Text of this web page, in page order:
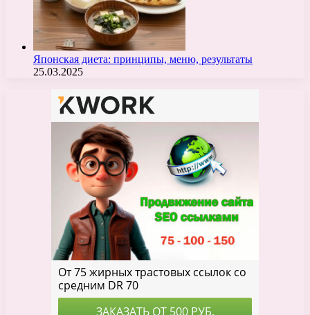
Японская диета: принципы, меню, результаты
25.03.2025